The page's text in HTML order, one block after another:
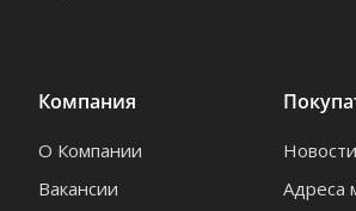
Компания
О Компании
Вакансии
Новости
Адреса